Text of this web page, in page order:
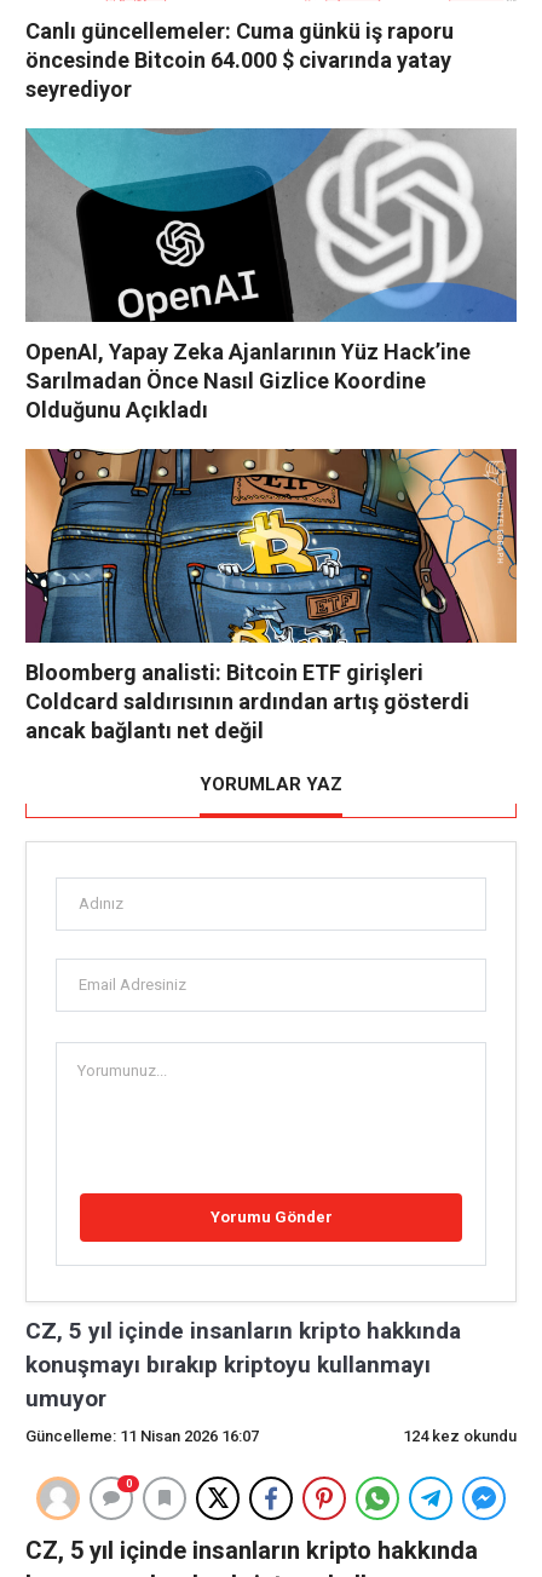
Canlı güncellemeler: Cuma günkü iş raporu
öncesinde Bitcoin 64.000 $ civarında yatay
seyrediyor
OpenAI, Yapay Zeka Ajanlarının Yüz Hack’ine
Sarılmadan Önce Nasıl Gizlice Koordine
Olduğunu Açıkladı
Bloomberg analisti: Bitcoin ETF girişleri
Coldcard saldırısının ardından artış gösterdi
ancak bağlantı net değil
YORUMLAR YAZ
CZ, 5 yıl içinde insanların kripto hakkında
konuşmayı bırakıp kriptoyu kullanmayı
umuyor
Güncelleme: 11 Nisan 2026 16:07 124 kez okundu
0
CZ, 5 yıl içinde insanların kripto hakkında